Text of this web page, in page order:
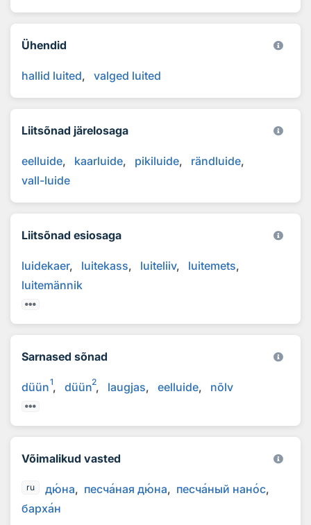
Ühendid
hallid luited valged luited
Liitsõnad järelosaga
eelluide kaarluide pikiluide
rändluide
vall-luide
Liitsõnad esiosaga
luidekaer luitekass luiteliiv
luitemets
luitemännik
Sarnased sõnad
düün1 düün2 laugjas eelluide nõlv
Võimalikud vasted
ru дюна песчаная дюна песчаный нанос
бархан